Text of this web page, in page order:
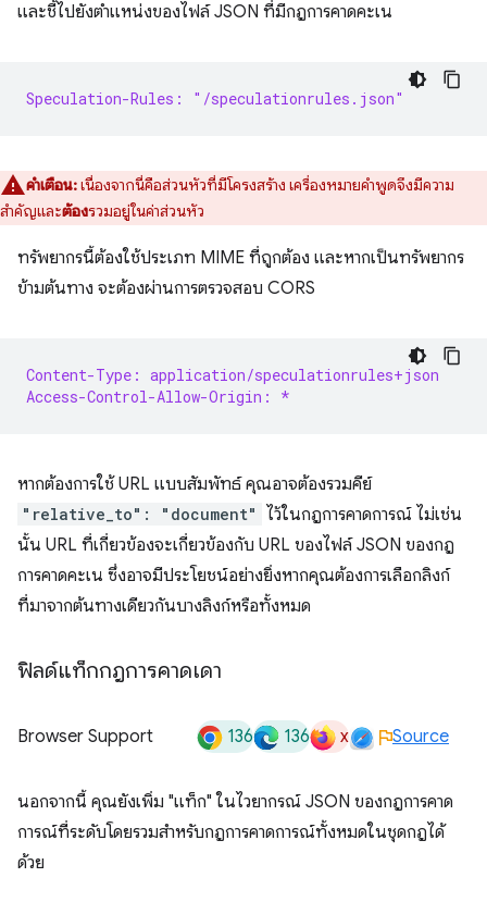
และชี้ไปยังตำแหน่งของไฟล์ JSON ที่มีกฎการคาดคะเน
Speculation-Rules: "/speculationrules.json"
คำเตือน:เนื่องจากนี่คือส่วนหัวที่มีโครงสร้าง เครื่องหมายคำพูดจึงมีความ
สำคัญและต้องรวมอยู่ในค่าส่วนหัว
ทรัพยากรนี้ต้องใช้ประเภท MIME ที่ถูกต้อง และหากเป็นทรัพยากร
ข้ามต้นทาง จะต้องผ่านการตรวจสอบ CORS
Content-Type: application/speculationrules+json
Access-Control-Allow-Origin: *
หากต้องการใช้ URL แบบสัมพัทธ์ คุณอาจต้องรวมคีย์
"relative_to": "document"
ไว้ในกฎการคาดการณ์ ไม่เช่น
นั้น URL ที่เกี่ยวข้องจะเกี่ยวข้องกับ URL ของไฟล์ JSON ของกฎ
การคาดคะเน ซึ่งอาจมีประโยชน์อย่างยิ่งหากคุณต้องการเลือกลิงก์
ที่มาจากต้นทางเดียวกันบางลิงก์หรือทั้งหมด
ฟิลด์แท็กกฎการคาดเดา
Browser Support 136 136 x Source
นอกจากนี้ คุณยังเพิ่ม "แท็ก" ในไวยากรณ์ JSON ของกฎการคาด
การณ์ที่ระดับโดยรวมสำหรับกฎการคาดการณ์ทั้งหมดในชุดกฎได้
ด้วย